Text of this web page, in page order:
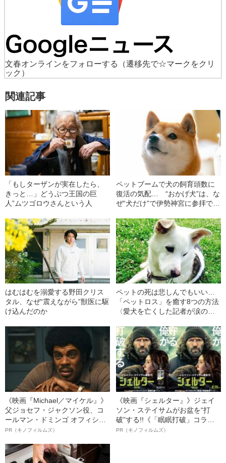
文春オンラインをフォローする
（遷移先で☆マークをクリ
ック）
関連記事
「もしターザンが実在したら、
きっと…」どうぶつ王国の巨
人”ムツゴロウさんという人
ペットブームで犬の飼育頭数に
復活の気配… “おかげ犬”は、な
ぜ“犬だけ”で伊勢神宮に参拝でき
はむはむを溺愛する野田クリス
タル、なぜ“震えながら”獣医に駆
け込んだのか
ペットの死は悲しんでもいい…
「ペットロス」を癒す8つの方法
〈愛犬を亡くした記者が涙の取
《映画『Michael／マイケル』》
父ジョセフ・ジャクソン役、コ
ールマン・ドミンゴ オフィシャ
ルインタビュー“観客を魅了した
語る”《日本興収70億円突破》
PR（キノフィルムズ）
《映画『シェルター』》ジェイ
ソン・ステイサムがお盆を“打
破”する!!《「眠眠打破」コラ
ボ》
PR（キノフィルムズ）